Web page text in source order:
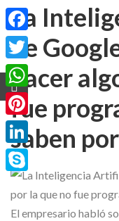
La
de
hacer
fue
saben
El empresario habló
Facebook
Twitter
WhatsApp
Pinterest
LinkedIn
Skype